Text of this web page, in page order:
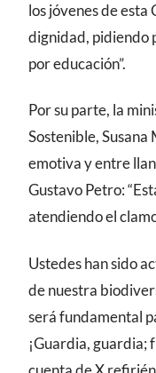
los jóvenes de
dignidad, pidiendo
por educación”.
Por su parte, la
Sostenible,
emotiva y entre
Gustavo Petro:
atendiendo el
Ustedes han sido
de nuestra
será fundamental
¡Guardia, guardia;